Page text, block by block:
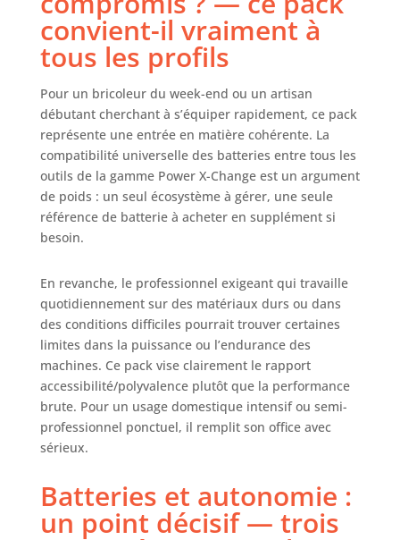
Einhell fait partie de la gamme
Power X-Change Einhell, dans
laquelle les batteries, chargeurs et
appareils peuvent être combinés.
L'outil multifonctions sans fil
Einhell TC-MG 18 Li-Solo est un
outil flexible et de haute qualité
pour les travaux d'extension et de
rénovation. Grâce à ses
fonctionnalités complètes, il est
prêt à démarrer immédiatement
les travaux de sciage, de
convient-il vraiment à
tous les profils
Pour un bricoleur du week-end ou un artisan
débutant cherchant à s’équiper rapidement, ce pack
représente une entrée en matière cohérente. La
compatibilité universelle des batteries entre tous les
outils de la gamme Power X-Change est un argument
de poids : un seul écosystème à gérer, une seule
référence de batterie à acheter en supplément si
besoin.
En revanche, le professionnel exigeant qui travaille
quotidiennement sur des matériaux durs ou dans
des conditions difficiles pourrait trouver certaines
limites dans la puissance ou l’endurance des
machines. Ce pack vise clairement le rapport
accessibilité/polyvalence plutôt que la performance
brute. Pour un usage domestique intensif ou semi-
professionnel ponctuel, il remplit son office avec
sérieux.
Batteries et autonomie :
un point décisif — trois